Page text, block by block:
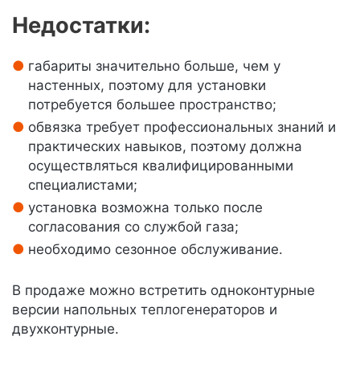
Недостатки:
габариты значительно больше, чем у
настенных, поэтому для установки
потребуется большее пространство;
обвязка требует профессиональных знаний и
практических навыков, поэтому должна
осуществляться квалифицированными
специалистами;
установка возможна только после
согласования со службой газа;
необходимо сезонное обслуживание.
В продаже можно встретить одноконтурные
версии напольных теплогенераторов и
двухконтурные.